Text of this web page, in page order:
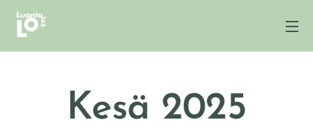
Kesä 2025